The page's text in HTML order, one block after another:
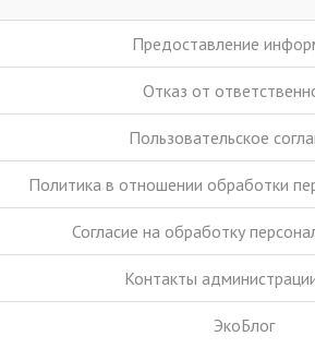
Предоставление
Отказ от
Пользовательское
Политика в отношении обработки
Согласие на обработку
Контакты
ЭкоБлог